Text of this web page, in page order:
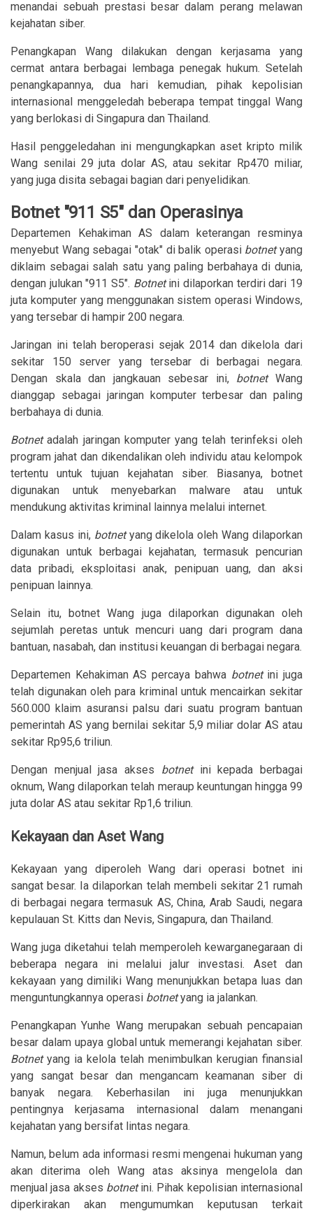
menandai sebuah prestasi besar dalam perang melawan
kejahatan siber.
Penangkapan Wang dilakukan dengan kerjasama yang
cermat antara berbagai lembaga penegak hukum. Setelah
penangkapannya, dua hari kemudian, pihak kepolisian
internasional menggeledah beberapa tempat tinggal Wang
yang berlokasi di Singapura dan Thailand.
Hasil penggeledahan ini mengungkapkan aset kripto milik
Wang senilai 29 juta dolar AS, atau sekitar Rp470 miliar,
yang juga disita sebagai bagian dari penyelidikan.
Botnet "911 S5" dan Operasinya
Departemen Kehakiman AS dalam keterangan resminya
menyebut Wang sebagai "otak" di balik operasi botnetyang
diklaim sebagai salah satu yang paling berbahaya di dunia,
dengan julukan "911 S5". Botnetini dilaporkan terdiri dari 19
juta komputer yang menggunakan sistem operasi Windows,
yang tersebar di hampir 200 negara.
Jaringan ini telah beroperasi sejak 2014 dan dikelola dari
sekitar 150 server yang tersebar di berbagai negara.
Dengan skala dan jangkauan sebesar ini, botnetWang
dianggap sebagai jaringan komputer terbesar dan paling
berbahaya di dunia.
Botnetadalah jaringan komputer yang telah terinfeksi oleh
program jahat dan dikendalikan oleh individu atau kelompok
tertentu untuk tujuan kejahatan siber. Biasanya, botnet
digunakan untuk menyebarkan malware atau untuk
mendukung aktivitas kriminal lainnya melalui internet.
Dalam kasus ini, botnetyang dikelola oleh Wang dilaporkan
digunakan untuk berbagai kejahatan, termasuk pencurian
data pribadi, eksploitasi anak, penipuan uang, dan aksi
penipuan lainnya.
Selain itu, botnet Wang juga dilaporkan digunakan oleh
sejumlah peretas untuk mencuri uang dari program dana
bantuan, nasabah, dan institusi keuangan di berbagai negara.
Departemen Kehakiman AS percaya bahwa botnetini juga
telah digunakan oleh para kriminal untuk mencairkan sekitar
560.000 klaim asuransi palsu dari suatu program bantuan
pemerintah AS yang bernilai sekitar 5,9 miliar dolar AS atau
sekitar Rp95,6 triliun.
Dengan menjual jasa akses botnetini kepada berbagai
oknum, Wang dilaporkan telah meraup keuntungan hingga 99
juta dolar AS atau sekitar Rp1,6 triliun.
Kekayaan dan Aset Wang
Kekayaan yang diperoleh Wang dari operasi botnet ini
sangat besar. Ia dilaporkan telah membeli sekitar 21 rumah
di berbagai negara termasuk AS, China, Arab Saudi, negara
kepulauan St. Kitts dan Nevis, Singapura, dan Thailand.
Wang juga diketahui telah memperoleh kewarganegaraan di
beberapa negara ini melalui jalur investasi. Aset dan
kekayaan yang dimiliki Wang menunjukkan betapa luas dan
menguntungkannya operasi botnetyang ia jalankan.
Penangkapan Yunhe Wang merupakan sebuah pencapaian
besar dalam upaya global untuk memerangi kejahatan siber.
Botnetyang ia kelola telah menimbulkan kerugian finansial
yang sangat besar dan mengancam keamanan siber di
banyak negara. Keberhasilan ini juga menunjukkan
pentingnya kerjasama internasional dalam menangani
kejahatan yang bersifat lintas negara.
Namun, belum ada informasi resmi mengenai hukuman yang
akan diterima oleh Wang atas aksinya mengelola dan
menjual jasa akses botnetini. Pihak kepolisian internasional
diperkirakan akan mengumumkan keputusan terkait